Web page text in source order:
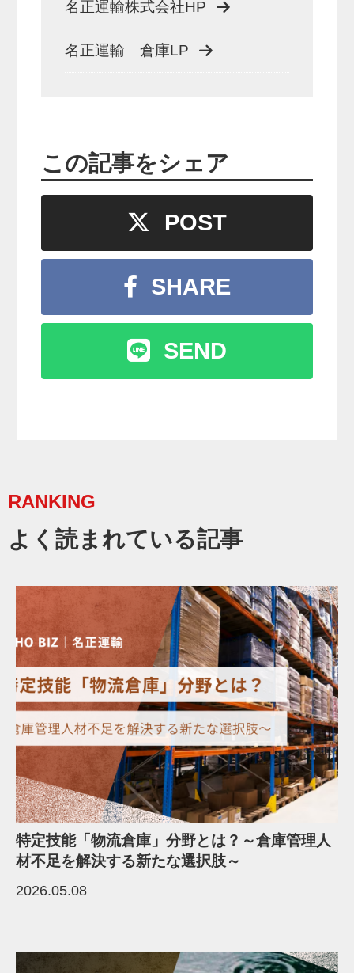
名正運輸株式会社HP
名正運輸 倉庫LP
この記事をシェア
POST
SHARE
SEND
RANKING
よく読まれている記事
特定技能「物流倉庫」分野とは？～倉庫管理人
材不足を解決する新たな選択肢～
2026.05.08